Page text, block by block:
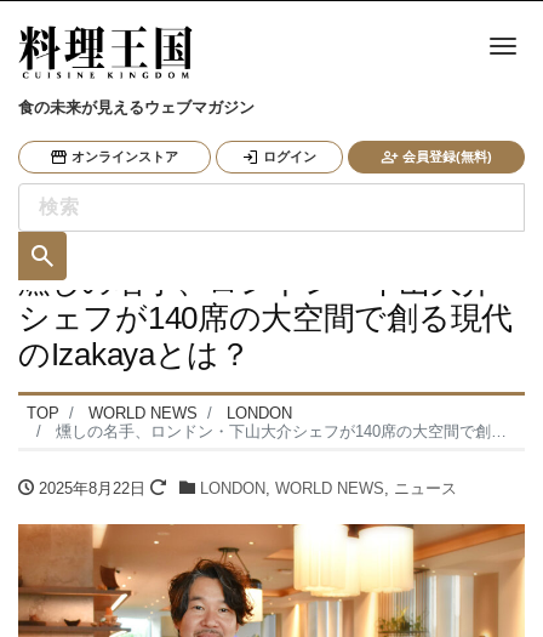
食の未来が見えるウェブマガジン
オンラインストア ログイン 会員登録(無料)
ナ
燻しの名手、ロンドン・下山大介
シェフが140席の大空間で創る現代
のIzakayaとは？
TOP WORLD NEWS
LONDON
燻しの名手、ロンドン・下山大介シェフが140席の大空間で創る現代のIzakayaとは？
2025年8月22日 LONDON, WORLD NEWS, ニュース